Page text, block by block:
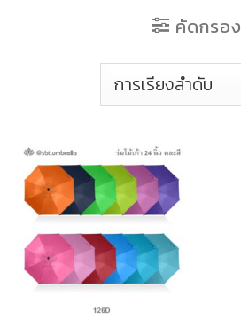
คัดกรอง